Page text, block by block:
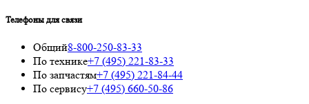
Телефоны для связи
Общий8-800-250-83-33
По технике+7 (495) 221-83-33
По запчастям+7 (495) 221-84-44
По сервису+7 (495) 660-50-86